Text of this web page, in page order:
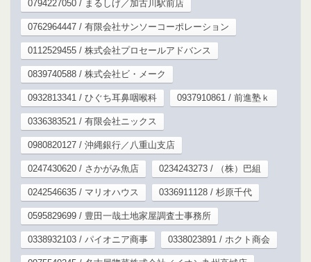
0794227050 / まるしげ／加古川駅前店
0762964447 / 有限会社サンソーコーポレーション
0112529455 / 株式会社プロセールアドバンス
0839740588 / 株式会社ビ・メーク
0932813341 / ひぐち耳鼻咽喉科 0937910861 / 前進塾ｋ
0336383521 / 有限会社ニックス
0980820127 / 沖縄銀行／八重山支店
0247430620 / さかがみ魚店 0234243273 / （株）巴組
0242546635 / マリオハウス 0336911128 / 杉原千代
0595829699 / 豊田一哉土地家屋調査士事務所
0338932103 / パイオニア商事 0338023891 / ホクト商会